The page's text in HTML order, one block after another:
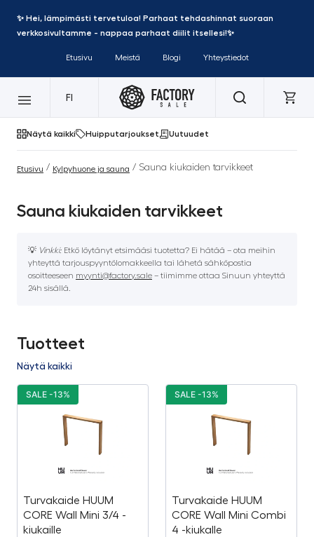
✨ Hei, lämpimästi tervetuloa! Parhaat tehdashinnat suoraan
verkkosivultamme - nappaa parhaat diilit itsellesi!✨
Etusivu Meistä Blogi Yhteystiedot
FI
Näytä kaikki Huipputarjoukset Uutuudet
Etusivu / Kylpyhuone ja sauna / Sauna kiukaiden tarvikkeet
Sauna kiukaiden tarvikkeet
💡 Vinkki: Etkö löytänyt etsimääsi tuotetta? Ei hätää – ota meihin
yhteyttä tarjouspyyntölomakkeella tai lähetä sähköpostia
osoitteeseen myynti@factory.sale – tiimimme ottaa Sinuun yhteyttä
24h sisällä.
Tuotteet
Näytä kaikki
Turvakaide HUUM
CORE Wall Mini 3/4 -
kiukaille
SALE -13%
Turvakaide HUUM
CORE Wall Mini Combi
4 -kiukalle
SALE -13%